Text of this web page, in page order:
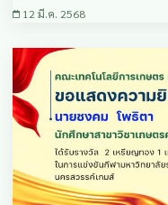
12 มี.ค. 2568